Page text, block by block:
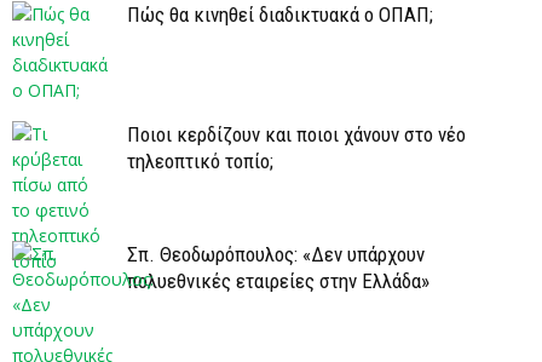
Πώς θα κινηθεί διαδικτυακά ο ΟΠΑΠ;
Ποιοι κερδίζουν και ποιοι χάνουν στο νέο
τηλεοπτικό τοπίο;
Σπ. Θεοδωρόπουλος: «Δεν υπάρχουν
πολυεθνικές εταιρείες στην Ελλάδα»